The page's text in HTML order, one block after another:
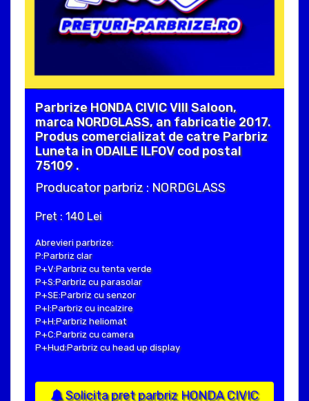
Parbrize HONDA CIVIC VIII Saloon,
marca NORDGLASS, an fabricatie 2017.
Produs comercializat de catre Parbriz
Luneta in ODAILE ILFOV cod postal
75109 .
Producator parbriz : NORDGLASS
Pret : 140 Lei
Abrevieri parbrize:
P:Parbriz clar
P+V:Parbriz cu tenta verde
P+S:Parbriz cu parasolar
P+SE:Parbriz cu senzor
P+I:Parbriz cu incalzire
P+H:Parbriz heliomat
P+C:Parbriz cu camera
P+Hud:Parbriz cu head up display
Solicita pret parbriz HONDA CIVIC